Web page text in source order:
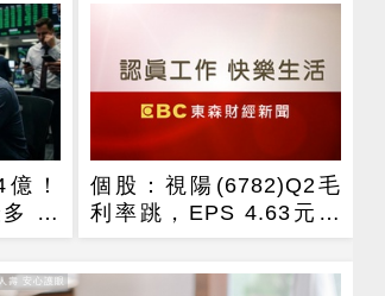
！
航
個股：視陽(6782)Q2毛
利率跳，EPS 4.63元締
新猷，本季營運續看旺
壽 安心護眼